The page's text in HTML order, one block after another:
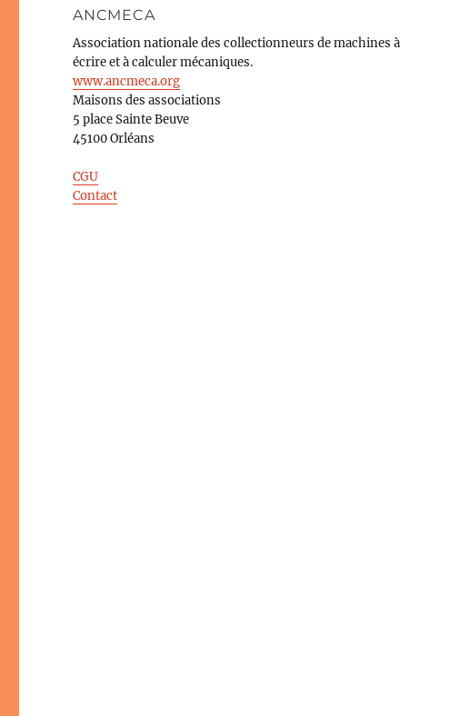
ANCMECA
Association nationale des collectionneurs de machines à
écrire et à calculer mécaniques.
www.ancmeca.org
Maisons des associations
5 place Sainte Beuve
45100 Orléans
CGU
Contact